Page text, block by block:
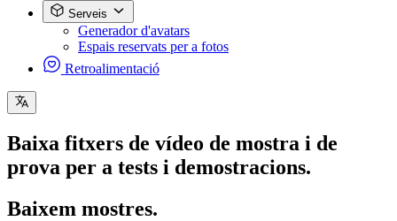
Serveis
Generador d'avatars
Espais reservats per a fotos
Retroalimentació
Baixa fitxers de vídeo de mostra i de
prova per a tests i demostracions.
Baixem mostres.